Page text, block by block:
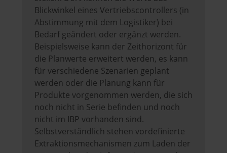
Blickwinkel eines Vertriebscontrollers (in
Abstimmung mit dem Logistiker) bei
Bedarf geändert oder ergänzt werden.
Beispielsweise kann der Zeithorizont für
die Planwerte erweitert werden, es kann
für verschiedene Szenarien geplant
werden oder die Planung kann für
Produkte vorgenommen werden, die sich
noch nicht in Serie befinden und noch
nicht im IBP vorhanden sind.
Selbstverständlich stehen vordefinierte
Extraktionsmechanismen zum Laden der